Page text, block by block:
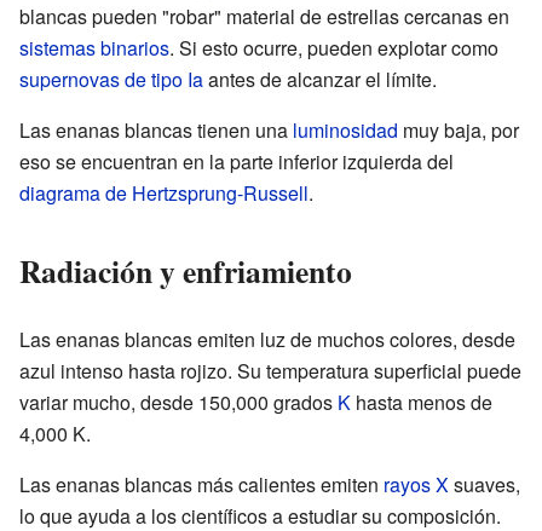
blancas pueden "robar" material de estrellas cercanas en
sistemas binarios. Si esto ocurre, pueden explotar como
supernovas de tipo Iaantes de alcanzar el límite.
Las enanas blancas tienen una luminosidad muy baja, por
eso se encuentran en la parte inferior izquierda del
diagrama de Hertzsprung-Russell.
Radiación y enfriamiento
Las enanas blancas emiten luz de muchos colores, desde
azul intenso hasta rojizo. Su temperatura superficial puede
variar mucho, desde 150,000 grados K hasta menos de
4,000 K.
Las enanas blancas más calientes emiten rayos Xsuaves,
lo que ayuda a los científicos a estudiar su composición.